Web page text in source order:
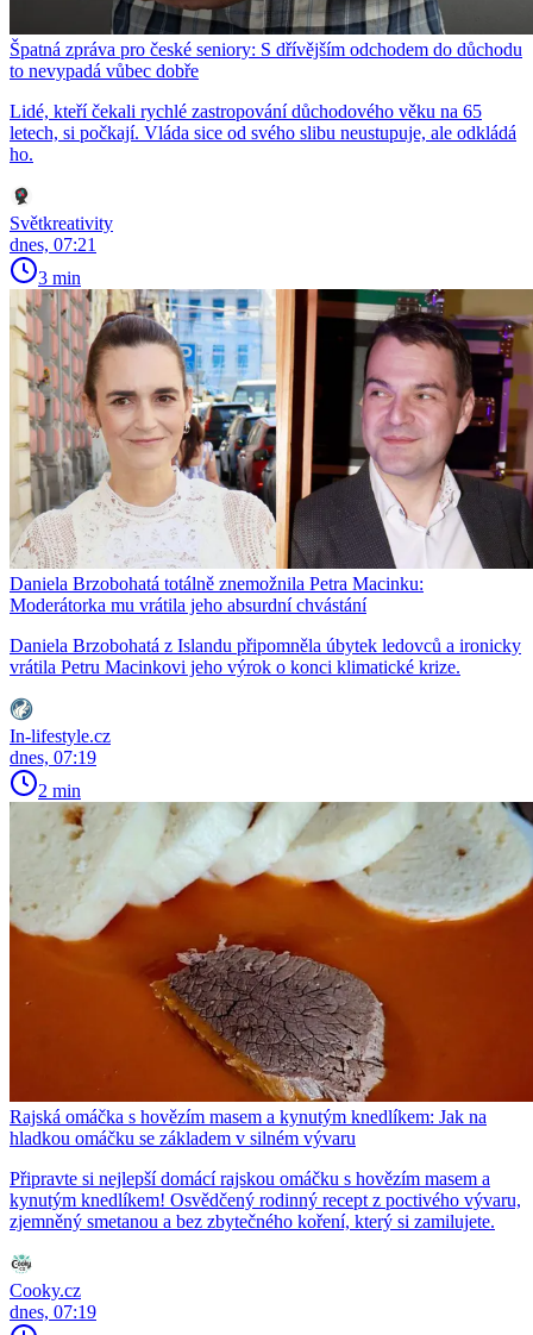
Špatná zpráva pro české seniory: S dřívějším odchodem do důchodu
to nevypadá vůbec dobře
Lidé, kteří čekali rychlé zastropování důchodového věku na 65
letech, si počkají. Vláda sice od svého slibu neustupuje, ale odkládá
ho.
Světkreativity
dnes, 07:21
3 min
Daniela Brzobohatá totálně znemožnila Petra Macinku:
Moderátorka mu vrátila jeho absurdní chvástání
Daniela Brzobohatá z Islandu připomněla úbytek ledovců a ironicky
vrátila Petru Macinkovi jeho výrok o konci klimatické krize.
In-lifestyle.cz
dnes, 07:19
2 min
Rajská omáčka s hovězím masem a kynutým knedlíkem: Jak na
hladkou omáčku se základem v silném vývaru
Připravte si nejlepší domácí rajskou omáčku s hovězím masem a
kynutým knedlíkem! Osvědčený rodinný recept z poctivého vývaru,
zjemněný smetanou a bez zbytečného koření, který si zamilujete.
Cooky.cz
dnes, 07:19